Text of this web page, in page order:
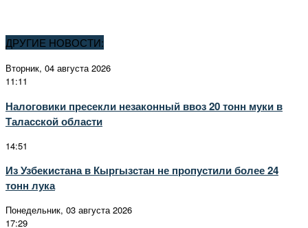
ДРУГИЕ НОВОСТИ:
Вторник, 04 августа 2026
11:11
Налоговики пресекли незаконный ввоз 20 тонн муки в
Таласской области
14:51
Из Узбекистана в Кыргызстан не пропустили более 24
тонн лука
Понедельник, 03 августа 2026
17:29